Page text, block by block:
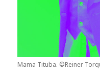
Mama Tituba. ©Reiner